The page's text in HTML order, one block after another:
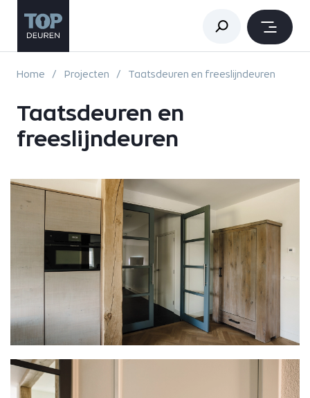
Home Projecten Taatsdeuren en freeslijndeuren
Taatsdeuren en
freeslijndeuren